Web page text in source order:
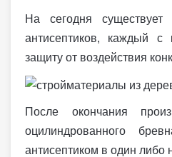
На сегодня
антисептиков, каждый с
защиту от воздействия
После окончания
оцилиндрованного
антисептиком в один либо